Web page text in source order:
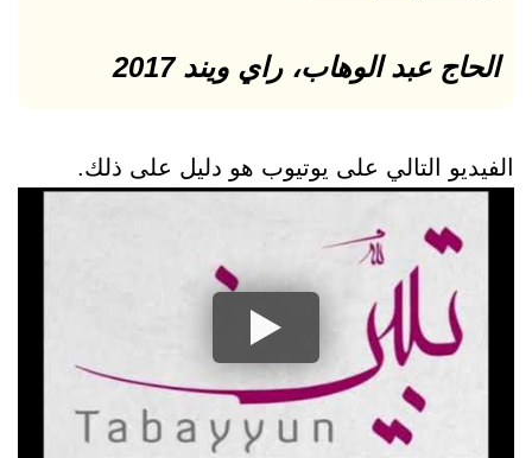
الحاج عبد الوهاب، راي ويند 2017
الفيديو التالي على يوتيوب هو دليل على ذلك.